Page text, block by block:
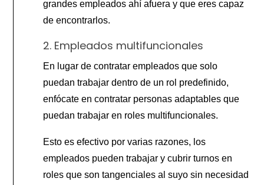
grandes empleados ahí afuera y que eres capaz
de encontrarlos.
2. Empleados multifuncionales
En lugar de contratar empleados que solo
puedan trabajar dentro de un rol predefinido,
enfócate en contratar personas adaptables que
puedan trabajar en roles multifuncionales.
Esto es efectivo por varias razones, los
empleados pueden trabajar y cubrir turnos en
roles que son tangenciales al suyo sin necesidad